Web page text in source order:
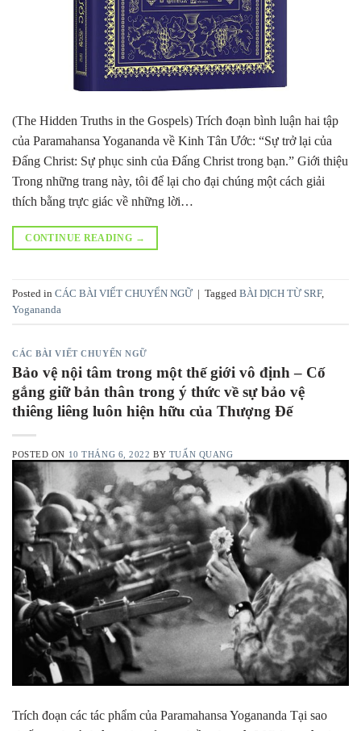
(The Hidden Truths in the Gospels) Trích đoạn bình luận hai tập
của Paramahansa Yogananda về Kinh Tân Ước: “Sự trở lại của
Đấng Christ: Sự phục sinh của Đấng Christ trong bạn.” Giới thiệu
Trong những trang này, tôi để lại cho đại chúng một cách giải
thích bằng trực giác về những lời…
CONTINUE READING →
Posted in CÁC BÀI VIẾT CHUYỂN NGỮ | Tagged BÀI DỊCH TỪ SRF,
Yogananda
CÁC BÀI VIẾT CHUYỂN NGỮ
Bảo vệ nội tâm trong một thế giới vô định – Cố
gắng giữ bản thân trong ý thức về sự bảo vệ
thiêng liêng luôn hiện hữu của Thượng Đế
POSTED ON 10 THÁNG 6, 2022 BY TUẤN QUANG
Trích đoạn các tác phẩm của Paramahansa Yogananda Tại sao